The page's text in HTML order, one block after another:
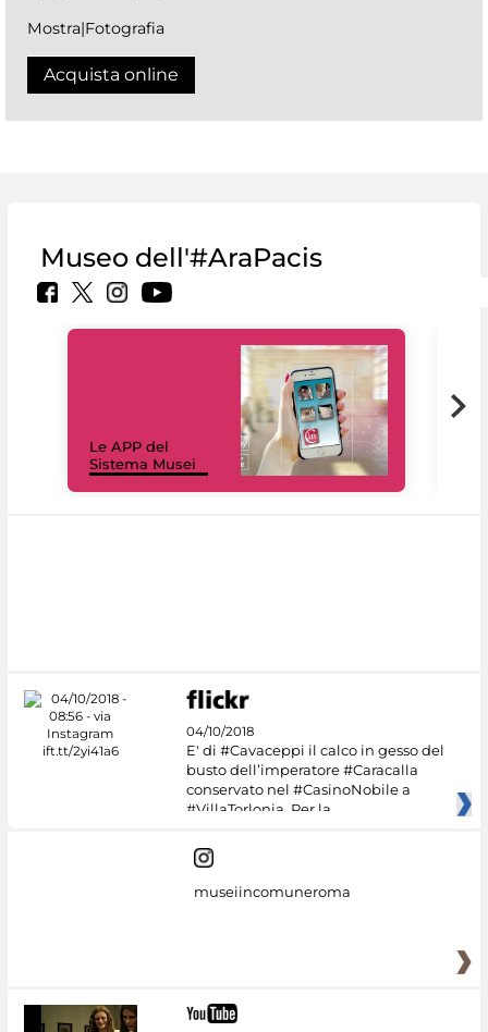
Mostra|Fotografia
Acquista online
Museo dell'#AraPacis
Le APP del
Sistema Musei
04/10/2018
E' di #Cavaceppi il calco in gesso del
busto dell’imperatore #Caracalla
conservato nel #CasinoNobile a
#VillaTorlonia. Per la
museiincomuneroma